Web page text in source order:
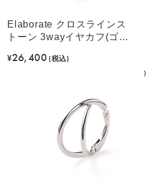
Elaborate クロスラインス
トーン 3wayイヤカフ(ゴー
¥26,400(税込)